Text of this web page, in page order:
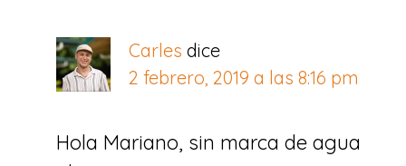
Carles dice
2 febrero, 2019 a las 8:16 pm
Hola Mariano, sin marca de agua